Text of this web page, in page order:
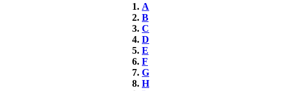
A
B
C
D
E
F
G
H